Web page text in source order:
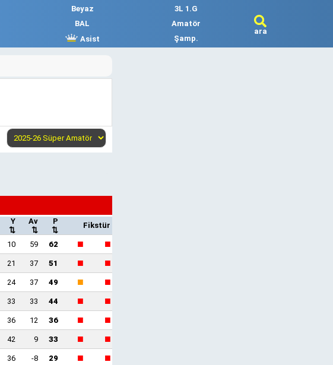
Beyaz
3L 1.G
BAL
Amatör
Asist Şamp.
ara
Y
⇅
Av
⇅
P
⇅
Fikstür
10 59 62 ■ ■
21 37 51 ■ ■
24 37 49 ■ ■
33 33 44 ■ ■
36 12 36 ■ ■
42 9 33 ■ ■
36 -8 29 ■ ■